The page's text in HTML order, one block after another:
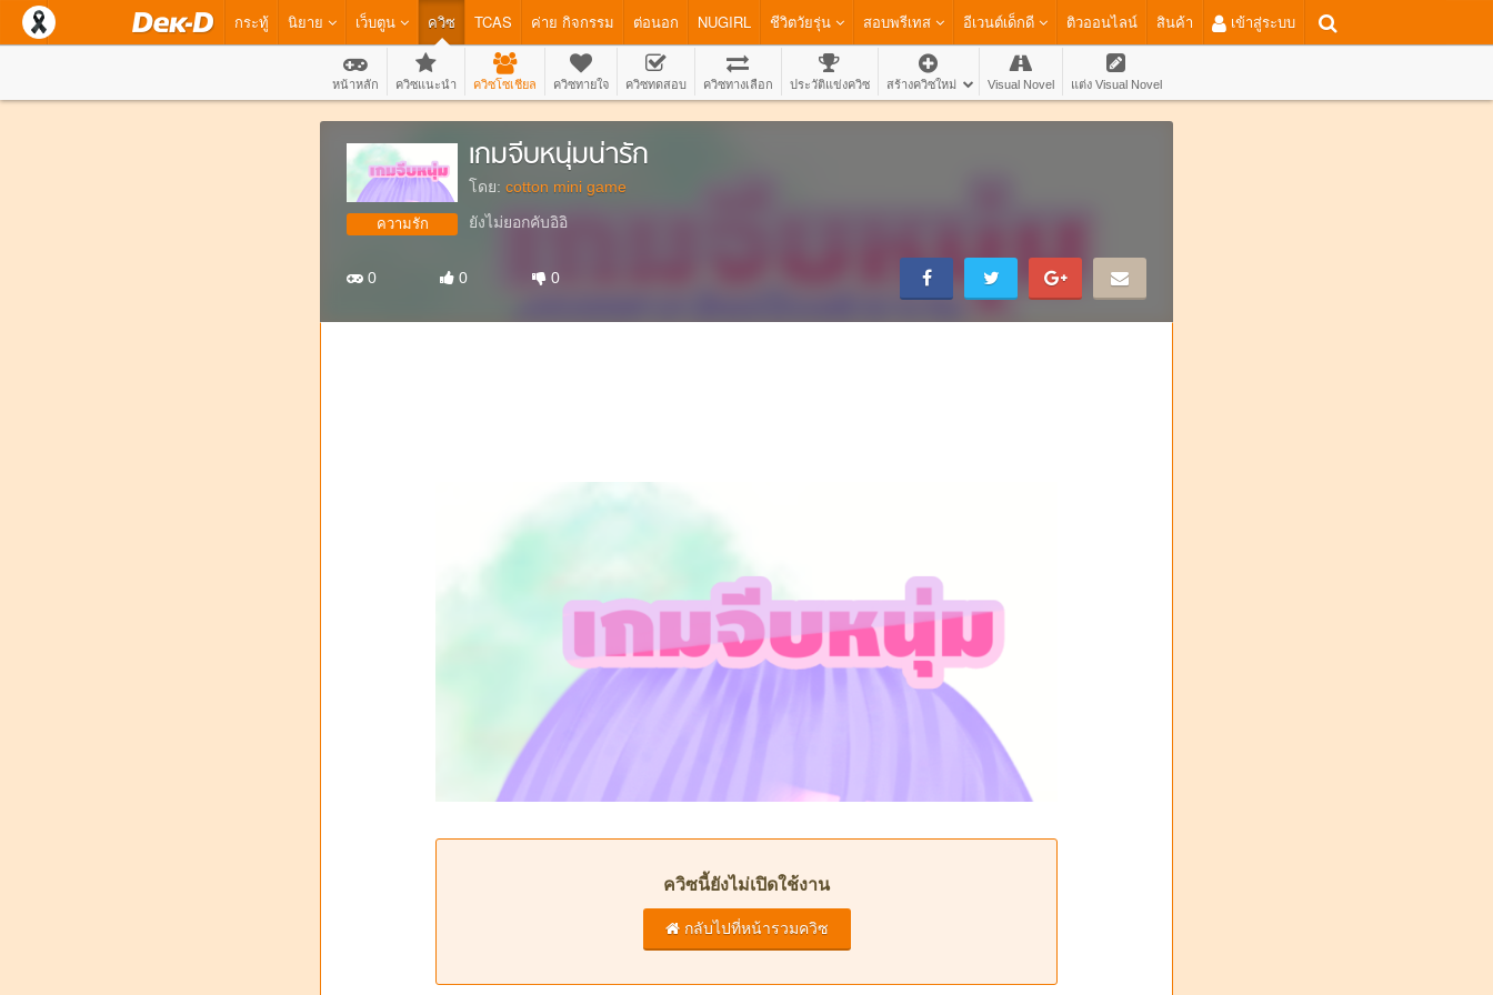
กระทู้ นิยาย เว็บตูน ควิซ TCAS ค่าย กิจกรรม ต่อนอก NUGIRL ชีวิตวัยรุ่น สอบพรีเทส อีเวนต์เด็กดี ติวออนไลน์ สินค้า เข้าสู่ระบบ
หน้าหลัก ควิซแนะนำ ควิซโซเชียล ควิซทายใจ ควิซทดสอบ ควิซทางเลือก ประวัติแข่งควิซ สร้างควิซใหม่ Visual Novel แต่ง Visual Novel
ความรัก
เกมจีบหนุ่มน่ารัก
โดย: cotton mini game
ยังไม่ยอกคับอิอิ
0 0 0
ควิซนี้ยังไม่เปิดใช้งาน
กลับไปที่หน้ารวมควิซ